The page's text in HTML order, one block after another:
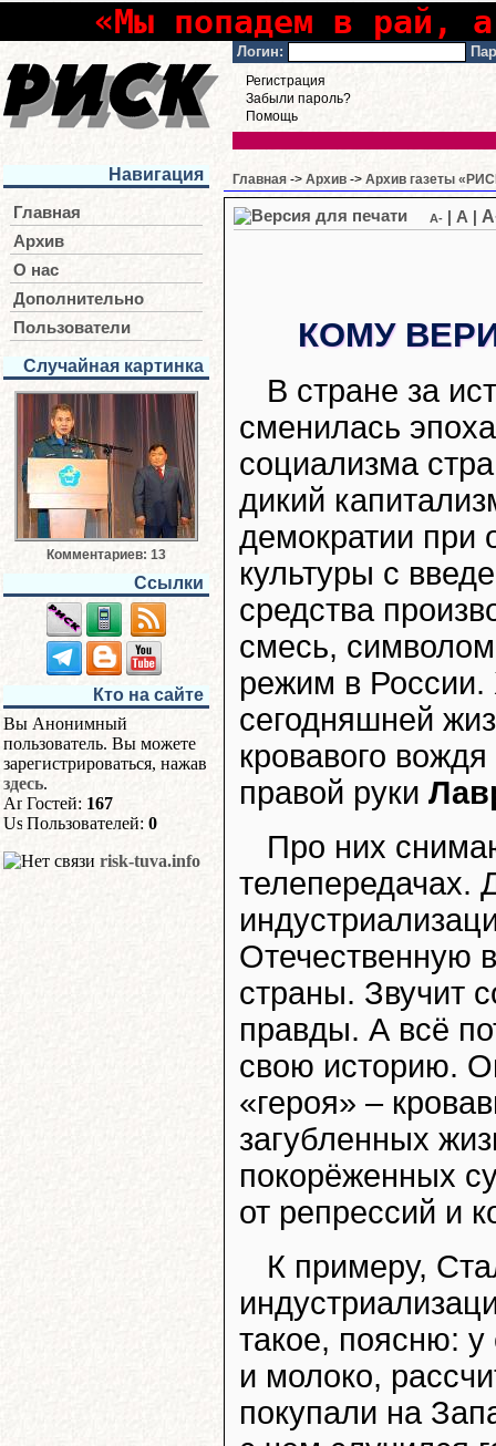
«Мы попадем в рай,
Логин:
Регистрация
Забыли пароль?
Помощь
Навигация
Главная
Архив
О нас
Дополнительно
Пользователи
Случайная картинка
Комментариев: 13
Ссылки
Кто на сайте
Вы Анонимный
пользователь. Вы можете
зарегистрироваться, нажав
здесь.
Гостей: 167
Пользователей: 0
risk-tuva.info
Главная -> Архив -> Архив газеты
A- A
КОМУ
В стране за
сменилась
социализма
дикий
демократии при
культуры с
средства
смесь,
режим в России.
сегодняшней
кровавого
правой руки
Про них
телепередачах.
Отечественную
страны. Звучит
правды. А всё
свою историю.
«героя» –
загубленных
покорёженных
от репрессий и
К примеру,
такое, поясню:
и молоко,
покупали на